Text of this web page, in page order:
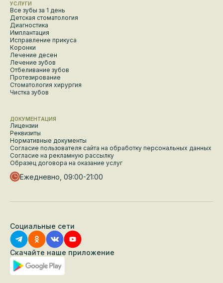
УСЛУГИ
Все зубы за 1 день
Детская стоматология
Диагностика
Имплантация
Исправление прикуса
Коронки
Лечение десен
Лечение зубов
Отбеливание зубов
Протезирование
Стоматология хирургия
Чистка зубов
ДОКУМЕНТАЦИЯ
Лицензии
Реквизиты
Нормативные документы
Согласие пользователя сайта на обработку персональных данных
Согласие на рекламную рассылку
Образец договора на оказание услуг
Ежедневно, 09:00-21:00
Социальные сети
Скачайте наше приложение